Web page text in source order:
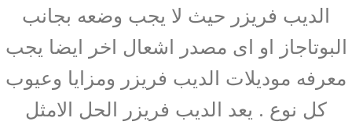
الديب فريزر حيث لا يجب وضعه بجانب
البوتاجاز او اى مصدر اشعال اخر ايضا يجب
معرفه موديلات الديب فريزر ومزايا وعيوب
كل نوع . يعد الديب فريزر الحل الامثل